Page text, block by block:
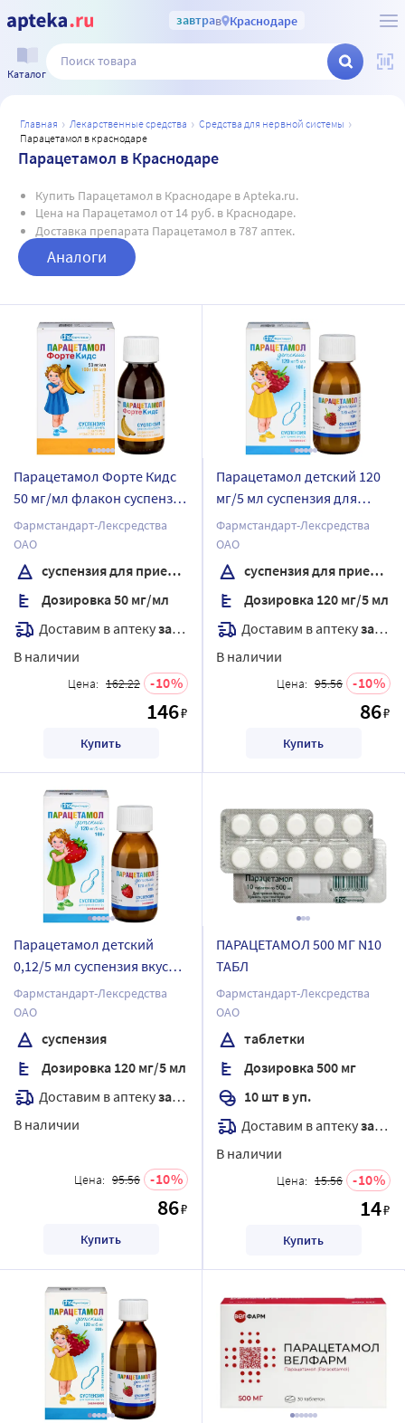
завтрав Краснодаре
Каталог
главная лекарственные средства
средства для нервной системы
парацетамол в краснодаре
Парацетамол в Краснодаре
Купить Парацетамол в Краснодаре в Apteka.ru.
Цена на Парацетамол от 14 руб. в Краснодаре.
Доставка препарата Парацетамол в 787 аптек.
Аналоги
Парацетамол Форте Кидс
50 мг/мл флакон суспензия
для приема внутрь вкус
банан 100г (80 мл) с
мерным шприцем
Фармстандарт-Лексредства
ОАО
суспензия для приема внутрь
Дозировка 50 мг/мл
Доставим в аптекузавтра
В наличии
Цена: 162.22 10
146₽
Купить
Парацетамол детский 120
мг/5 мл суспензия для
приема внутрь вкус малина
100 гр + мерная ложка
Фармстандарт-Лексредства
ОАО
суспензия для приема внутрь
Дозировка 120 мг/5 мл
Доставим в аптекузавтра
В наличии
Цена: 95.56 10
86₽
Купить
Парацетамол детский
0,12/5 мл суспензия вкус
клубника 100 гр
Фармстандарт-Лексредства
ОАО
суспензия
Дозировка 120 мг/5 мл
Доставим в аптекузавтра
В наличии
Цена: 95.56 10
86₽
Купить
ПАРАЦЕТАМОЛ 500 МГ N10
ТАБЛ
Фармстандарт-Лексредства
ОАО
таблетки
Дозировка 500 мг
10 шт в уп.
Доставим в аптекузавтра
В наличии
Цена: 15.56 10
14₽
Купить